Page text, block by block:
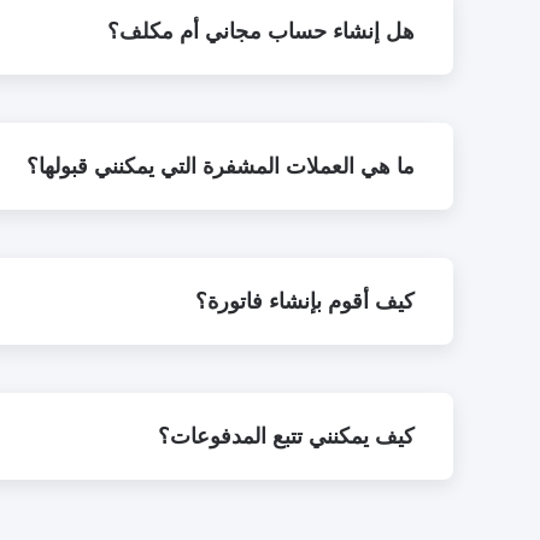
هل إنشاء حساب مجاني أم مكلف؟
ما هي العملات المشفرة التي يمكنني قبولها؟
كيف أقوم بإنشاء فاتورة؟
كيف يمكنني تتبع المدفوعات؟